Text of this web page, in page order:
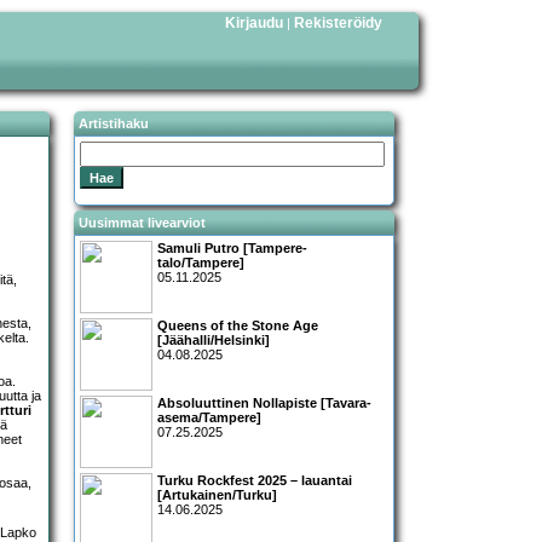
Kirjaudu | Rekisteröidy
ja
Artistihaku
Uusimmat livearviot
Samuli Putro [Tampere-
talo/Tampere]
05.11.2025
Queens of the Stone Age
[Jäähalli/Helsinki]
04.08.2025
Absoluuttinen Nollapiste [Tavara-
asema/Tampere]
07.25.2025
Turku Rockfest 2025 – lauantai
[Artukainen/Turku]
14.06.2025